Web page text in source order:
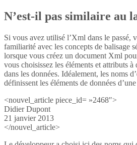
N’est-il pas similaire au
Si vous avez utilisé l’Xml dans le passé,
familiarité avec les concepts de balisage
lorsque vous créez un document Xml
vous choisissez les éléments et attributs à
dans les données. Idéalement, les noms
définissent les éléments de données
<nouvel_article piece_id= »2468″>
Didier Dupont
21 janvier 2013
</nouvel_article>